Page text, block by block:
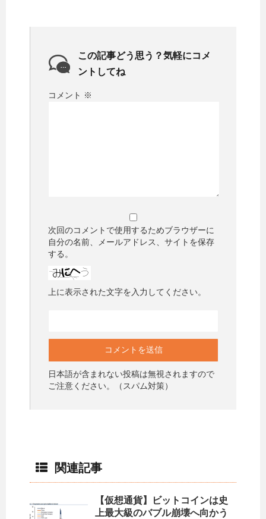
この記事どう思う？気軽にコメ
ントしてね
コメント ※
次回のコメントで使用するためブラウザーに
自分の名前、メールアドレス、サイトを保存
する。
上に表示された文字を入力してください。
日本語が含まれない投稿は無視されますので
ご注意ください。（スパム対策）
関連記事
【仮想通貨】ビットコインは史
上最大級のバブル崩壊へ向かう